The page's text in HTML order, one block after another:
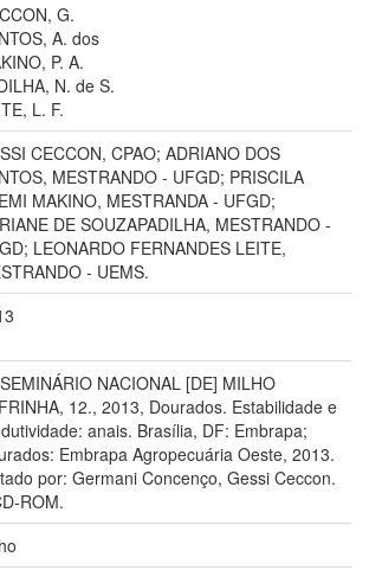
G.
A. dos
P. A.
N. de S.
L. F.
CECCON, CPAO; ADRIANO DOS
MESTRANDO - UFGD; PRISCILA
MAKINO, MESTRANDA - UFGD;
DE SOUZAPADILHA, MESTRANDO -
LEONARDO FERNANDES LEITE,
- UEMS.
NACIONAL [DE] MILHO
12., 2013, Dourados. Estabilidade e
anais. Brasília, DF: Embrapa;
Embrapa Agropecuária Oeste, 2013.
por: Germani Concenço, Gessi Ceccon.
ROM.